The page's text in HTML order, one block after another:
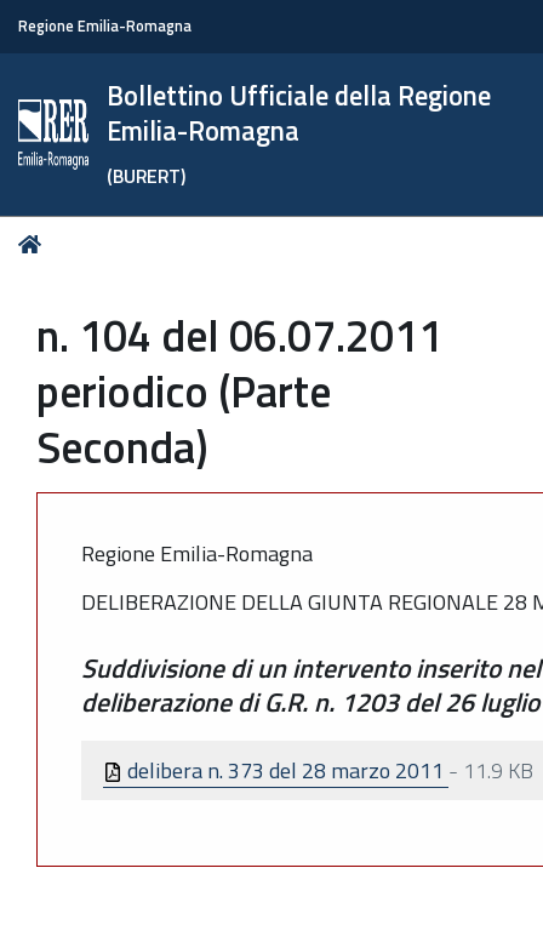
Regione Emilia-Romagna
Bollettino Ufficiale della Regione
Emilia-Romagna
(BURERT)
Tu
n. 104 del 06.07.2011
periodico (Parte
Seconda)
Regione Emilia-Romagna
DELIBERAZIONE DELLA GIUNTA REGIONALE
Suddivisione di un intervento inserito
deliberazione di G.R. n. 1203 del 26
delibera n. 373 del 28 marzo 2011 - 11.9 KB